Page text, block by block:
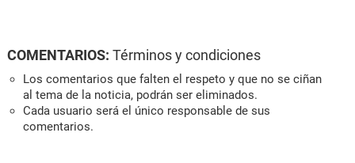
COMENTARIOS: Términos y condiciones
Los comentarios que falten el respeto y que no se ciñan
al tema de la noticia, podrán ser eliminados.
Cada usuario será el único responsable de sus
comentarios.